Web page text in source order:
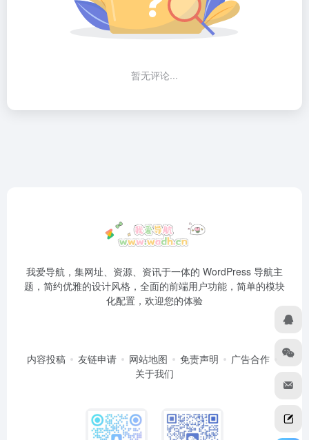
暂无评论...
我爱导航，集网址、资源、资讯于一体的 WordPress 导航主
题，简约优雅的设计风格，全面的前端用户功能，简单的模块
化配置，欢迎您的体验
内容投稿 友链申请 网站地图 免责声明
广告合作
关于我们